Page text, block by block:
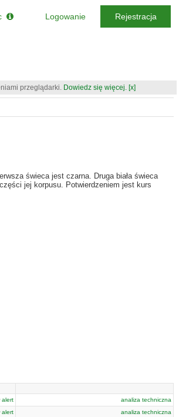
przeglądarki. Dowiedz się więcej. [x]
świeca jest czarna. Druga biała świeca
jej korpusu. Potwierdzeniem jest kurs
alert analiza techniczna
alert analiza techniczna
Logowanie Rejestracja